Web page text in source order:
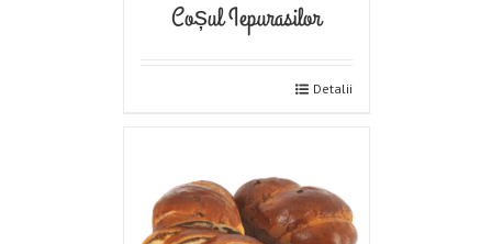
Coșul Iepurasilor
Detalii